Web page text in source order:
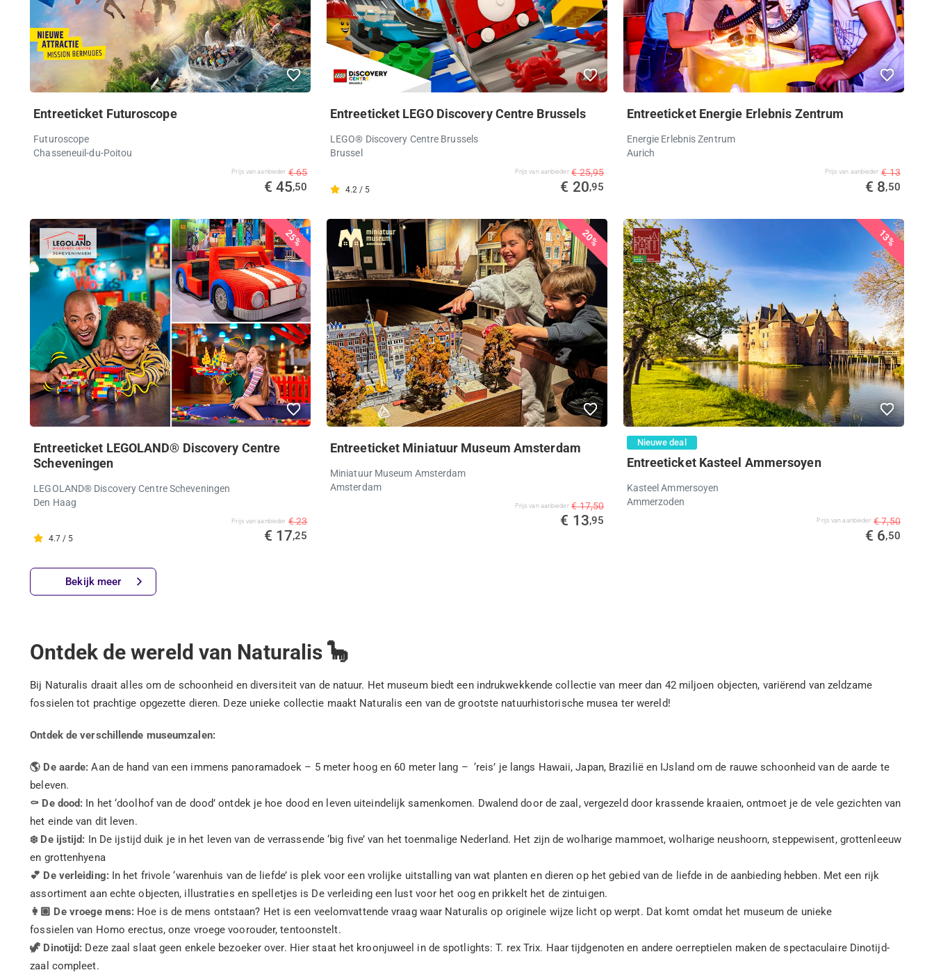
Entreeticket Futuroscope
Futuroscope
Chasseneuil-du-Poitou
Prijs van aanbieder € 65
€ 45,50
Entreeticket LEGO Discovery Centre Brussels
LEGO® Discovery Centre Brussels
Brussel
4.2 / 5
Prijs van aanbieder € 25,95
€ 20,95
Entreeticket Energie Erlebnis Zentrum
Energie Erlebnis Zentrum
Aurich
Prijs van aanbieder € 13
€ 8,50
25%
Entreeticket LEGOLAND® Discovery Centre
Scheveningen
LEGOLAND® Discovery Centre Scheveningen
Den Haag
4.7 / 5
Prijs van aanbieder € 23
€ 17,25
20%
Entreeticket Miniatuur Museum Amsterdam
Miniatuur Museum Amsterdam
Amsterdam
Prijs van aanbieder € 17,50
€ 13,95
13%
Nieuwe deal
Entreeticket Kasteel Ammersoyen
Kasteel Ammersoyen
Ammerzoden
Prijs van aanbieder € 7,50
€ 6,50
Bekijk meer
Ontdek de wereld van Naturalis 🦕
Bij Naturalis draait alles om de schoonheid en diversiteit van de natuur. Het museum biedt een indrukwekkende collectie van meer dan 42 miljoen objecten, variërend van zeldzame
fossielen tot prachtige opgezette dieren. Deze unieke collectie maakt Naturalis een van de grootste natuurhistorische musea ter wereld!
Ontdek de verschillende museumzalen:
🌎 De aarde:Aan de hand van een immens panoramadoek – 5 meter hoog en 60 meter lang – ‘reis’ je langs Hawaii, Japan, Brazilië en IJsland om de rauwe schoonheid van de aarde te
beleven.
⚰️ De dood: In het ‘doolhof van de dood’ ontdek je hoe dood en leven uiteindelijk samenkomen. Dwalend door de zaal, vergezeld door krassende kraaien, ontmoet je de vele gezichten van
het einde van dit leven.
❄️ De ijstijd: In De ijstijd duik je in het leven van de verrassende ‘big five’ van het toenmalige Nederland. Het zijn de wolharige mammoet, wolharige neushoorn, steppewisent, grottenleeuw
en grottenhyena
💕 De verleiding: In het frivole ‘warenhuis van de liefde’ is plek voor een vrolijke uitstalling van wat planten en dieren op het gebied van de liefde in de aanbieding hebben. Met een rijk
assortiment aan echte objecten, illustraties en spelletjes is De verleiding een lust voor het oog en prikkelt het de zintuigen.
👩🏼 De vroege mens: Hoe is de mens ontstaan? Het is een veelomvattende vraag waar Naturalis op originele wijze licht op werpt. Dat komt omdat het museum de unieke
fossielen van Homo erectus, onze vroege voorouder, tentoonstelt.
🦖 Dinotijd: Deze zaal slaat geen enkele bezoeker over. Hier staat het kroonjuweel in de spotlights: T. rex Trix. Haar tijdgenoten en andere oerreptielen maken de spectaculaire Dinotijd-
zaal compleet.